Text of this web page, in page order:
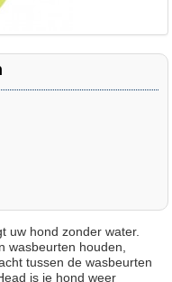
uw hond zonder water.
wasbeurten houden,
tussen de wasbeurten
is je hond weer